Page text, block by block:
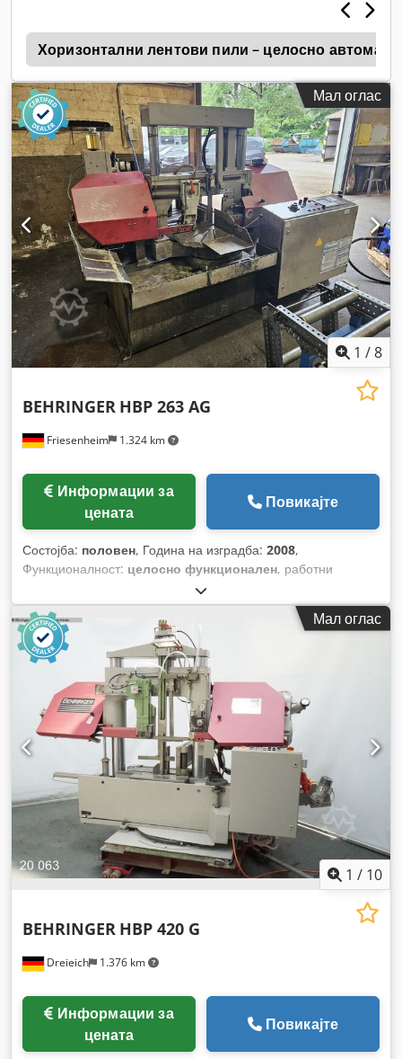
Хоризонтални лентови пили – целосно
Мал оглас
1 /8
Friesenheim 1.324 km
BEHRINGER HBP 263 AG
цената
Повикајте
Состојба: половен, Година на изградба: 2008,
Функционалност: целосно функционален, работни
Мал оглас
1 / 10
Dreieich 1.376 km
BEHRINGER HBP 420 G
цената
Повикајте